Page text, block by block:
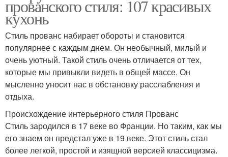
прованского стиля: 107 красивых
кухонь
Стиль прованс набирает обороты и становится
популярнее с каждым днем. Он необычный, милый и
очень уютный. Такой стиль очень отличается от тех,
которые мы привыкли видеть в общей массе. Он
мысленно уносит нас в обстановку расслабления и
отдыха.
Происхождение интерьерного стиля Прованс
Стиль зародился в 17 веке во Франции. Но таким, как мы
его знаем он предстал уже в 19 веке. Этот стиль стал
более легкой, простой и изящной версией классицизма.